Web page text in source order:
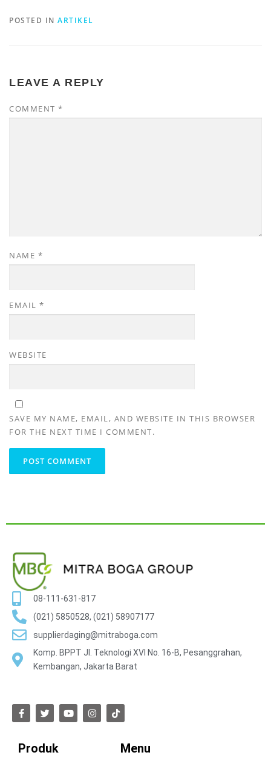
POSTED IN ARTIKEL
LEAVE A REPLY
COMMENT *
NAME *
EMAIL *
WEBSITE
SAVE MY NAME, EMAIL, AND WEBSITE IN THIS BROWSER
FOR THE NEXT TIME I COMMENT.
08-111-631-817
(021) 5850528, (021) 58907177
supplierdaging@mitraboga.com
Komp. BPPT Jl. Teknologi XVI No. 16-B, Pesanggrahan,
Kembangan, Jakarta Barat
Produk Menu